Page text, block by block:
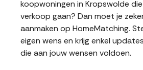
koopwoningen in Kropswolde
verkoop gaan? Dan moet je
aanmaken op HomeMatching.
eigen wens en krijg enkel
die aan jouw wensen voldoen.